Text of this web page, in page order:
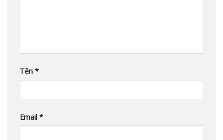
Tên *
Email *